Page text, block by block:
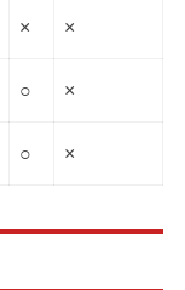
× ×
○ ×
○ ×